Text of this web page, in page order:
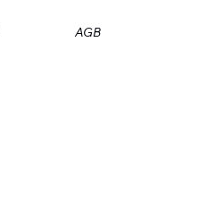
AGB